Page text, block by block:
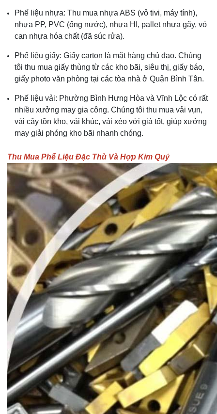
Phế liệu nhựa: Thu mua nhựa ABS (vỏ tivi, máy tính),
nhựa PP, PVC (ống nước), nhựa HI, pallet nhựa gãy, vỏ
can nhựa hóa chất (đã súc rửa).
Phế liệu giấy: Giấy carton là mặt hàng chủ đạo. Chúng
tôi thu mua giấy thùng từ các kho bãi, siêu thị, giấy báo,
giấy photo văn phòng tại các tòa nhà ở Quận Bình Tân.
Phế liệu vải: Phường Bình Hưng Hòa và Vĩnh Lộc có rất
nhiều xưởng may gia công. Chúng tôi thu mua vải vụn,
vải cây tồn kho, vải khúc, vải xéo với giá tốt, giúp xưởng
may giải phóng kho bãi nhanh chóng.
Thu Mua Phế Liệu Đặc Thù Và Hợp Kim Quý